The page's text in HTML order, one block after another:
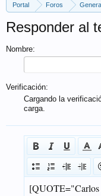
Portal Foros
Responder al
Nombre:
Verificación:
Cargando la
carga.